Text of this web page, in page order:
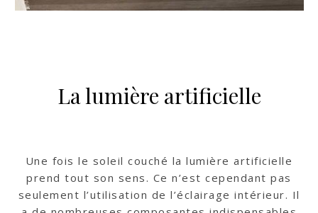
La lumière artificielle
Une fois le soleil couché la lumière artificielle
prend tout son sens. Ce n’est cependant pas
seulement l’utilisation de l’éclairage intérieur. Il